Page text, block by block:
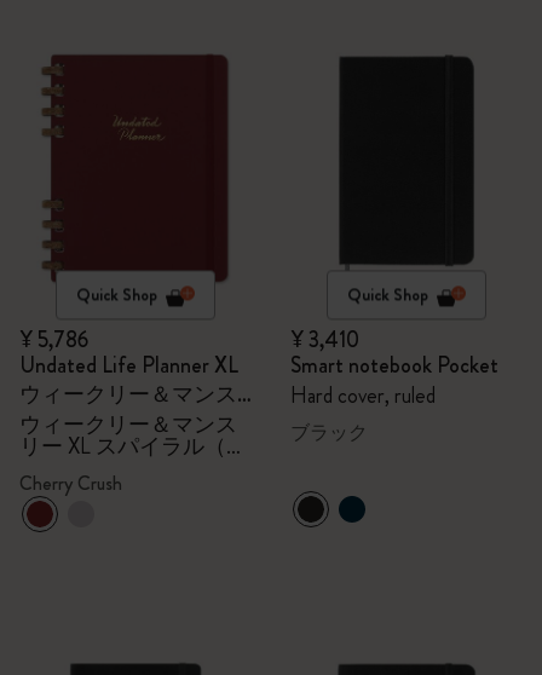
Quick Shop
¥ 5,786
Undated Life Planner XL
ウィークリー＆マンス
リー XL スパイラル（チ
ェリークラッシュ）
ウィークリー＆マンス
リー XL スパイラル（チ
ェリークラッシュ）
Cherry Crush
Quick Shop
¥ 3,410
Smart notebook Pocket
Hard cover, ruled
ブラック